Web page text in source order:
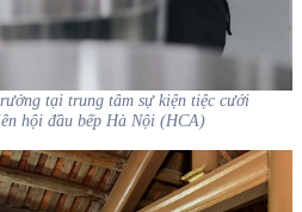
tại trung tâm sự kiện tiệc cưới
hội đầu bếp Hà Nội (HCA)